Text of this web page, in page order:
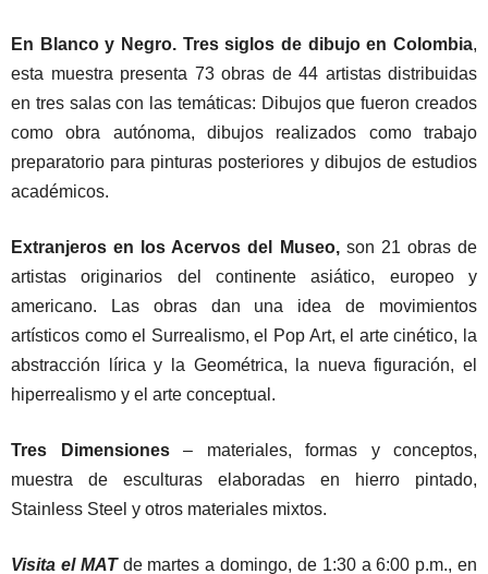
En Blanco y Negro. Tres siglos de dibujo en Colombia,
esta muestra presenta 73 obras de 44 artistas distribuidas
en tres salas con las temáticas: Dibujos que fueron creados
como obra autónoma, dibujos realizados como trabajo
preparatorio para pinturas posteriores y dibujos de estudios
académicos.
Extranjeros en los Acervos del Museo, son 21 obras de
artistas originarios del continente asiático, europeo y
americano. Las obras dan una idea de movimientos
artísticos como el Surrealismo, el Pop Art, el arte cinético, la
abstracción lírica y la Geométrica, la nueva figuración, el
hiperrealismo y el arte conceptual.
Tres Dimensiones– materiales, formas y conceptos,
muestra de esculturas elaboradas en hierro pintado,
Stainless Steel y otros materiales mixtos.
Visita el MATde martes a domingo, de 1:30 a 6:00 p.m., en